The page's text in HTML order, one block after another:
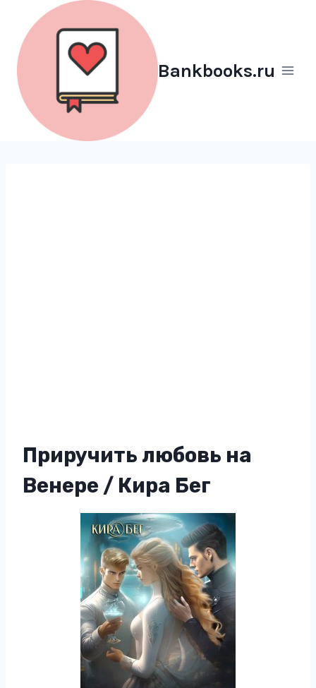
Перейти
содержимому
Bankbooks.ru
Приручить любовь на
Венере / Кира Бег